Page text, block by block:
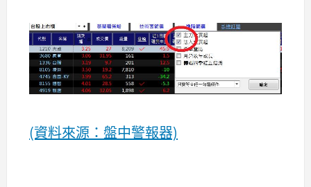
(資料來源：盤中警報器)